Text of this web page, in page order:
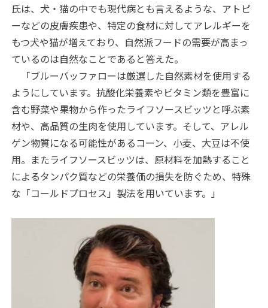
氏は、犬・猫の中でも現代病とも言えるような、アトピ
ーなどの皮膚疾患や、特定の食材に対してアレルギーを
もつ犬や猫が増えており、自然派フードの需要が高まっ
ているのは自然なことであると答えた。
「ブルーバッファローは厳選した自然素材を使用する
ようにしています。抗酸化栄養素やビタミン類を豊富に
含む野菜や果物から作ったライフソースビッツと呼ぶ素
材や、高品質の生肉を使用しています。そして、アレル
ゲン物質になる可能性があるコーン、小麦、大豆は不使
用。またライフソースビッツは、原材料を加熱すること
によるタンパク質などの栄養価の損失を防ぐため、特殊
な「コールドプロセス」製法を用いています。」